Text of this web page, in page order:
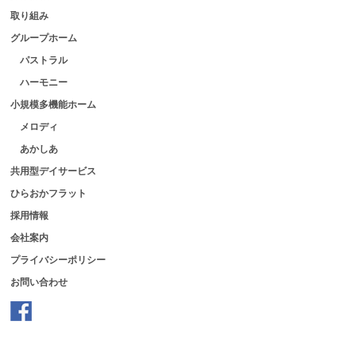
取り組み
グループホーム
パストラル
ハーモニー
小規模多機能ホーム
メロディ
あかしあ
共用型デイサービス
ひらおかフラット
採用情報
会社案内
プライバシーポリシー
お問い合わせ